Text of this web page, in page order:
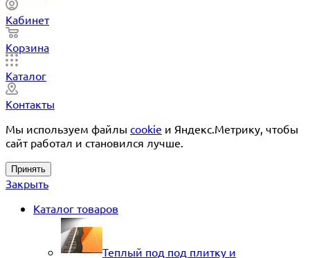
Кабинет
Корзина
Каталог
Контакты
Мы используем файлы cookie и Яндекс.Метрику, чтобы
сайт работал и становился лучше.
Принять
Закрыть
Каталог товаров
Теплый под под плитку и